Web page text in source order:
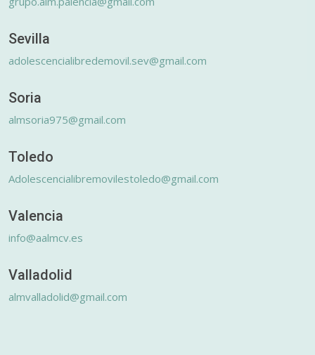
Sevilla
adolescencialibredemovil.sev@gmail.com
Soria
almsoria975@gmail.com
Toledo
Adolescencialibremovilestoledo@gmail.com
Valencia
info@aalmcv.es
Valladolid
almvalladolid@gmail.com